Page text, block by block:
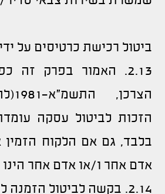
ביטול רכישת כרטיסים על
2.13. האמור בפרק זה
הזכות לביטול עסקה
בלבד, גם אם הלקוח הזמין
אדם אחר ו/או אדם אחר
2.14. בקשה לביטול